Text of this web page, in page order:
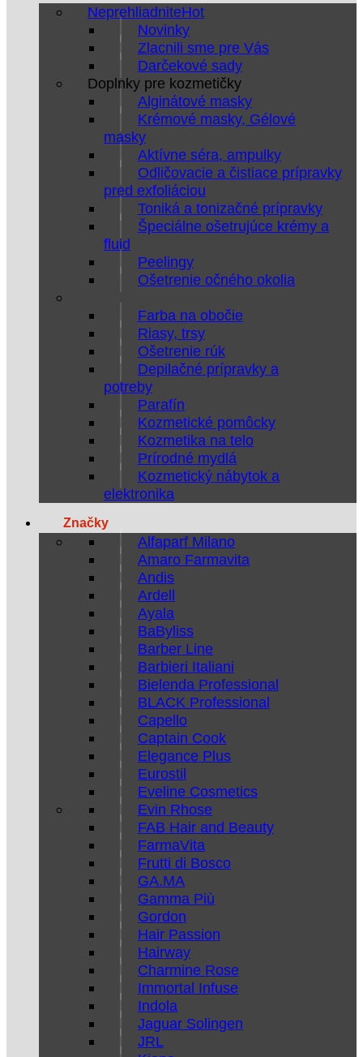
Neprehliadnite
Novinky
Zlacnili sme pre Vás
Darčekové sady
Doplnky pre kozmetičky
Alginátové masky
Krémové masky, Gélové
masky
Aktívne séra, ampulky
Odličovacie a čistiace prípravky
pred exfoliáciou
Toniká a tonizačné prípravky
Špeciálne ošetrujúce krémy a
fluid
Peelingy
Ošetrenie očného okolia
Farba na obočie
Riasy, trsy
Ošetrenie rúk
Depilačné prípravky a
potreby
Parafín
Kozmetické pomôcky
Kozmetika na telo
Prírodné mydlá
Kozmetický nábytok a
elektronika
Značky
Alfaparf Milano
Amaro Farmavita
Andis
Ardell
Ayala
BaByliss
Barber Line
Barbieri Italiani
Bielenda Professional
BLACK Professional
Capello
Captain Cook
Elegance Plus
Eurostil
Eveline Cosmetics
Evin Rhose
FAB Hair and Beauty
FarmaVita
Frutti di Bosco
GA.MA
Gamma Più
Gordon
Hair Passion
Hairway
Charmine Rose
Immortal Infuse
Indola
Jaguar Solingen
JRL